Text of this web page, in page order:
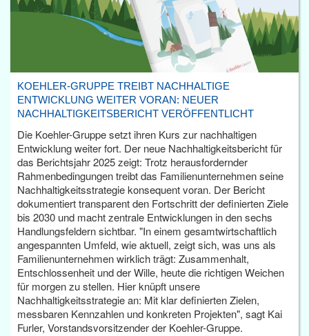
KOEHLER-GRUPPE TREIBT NACHHALTIGE
ENTWICKLUNG WEITER VORAN: NEUER
NACHHALTIGKEITSBERICHT VERÖFFENTLICHT
Die Koehler-Gruppe setzt ihren Kurs zur nachhaltigen
Entwicklung weiter fort. Der neue Nachhaltigkeitsbericht für
das Berichtsjahr 2025 zeigt: Trotz herausfordernder
Rahmenbedingungen treibt das Familienunternehmen seine
Nachhaltigkeitsstrategie konsequent voran. Der Bericht
dokumentiert transparent den Fortschritt der definierten Ziele
bis 2030 und macht zentrale Entwicklungen in den sechs
Handlungsfeldern sichtbar. "In einem gesamtwirtschaftlich
angespannten Umfeld, wie aktuell, zeigt sich, was uns als
Familienunternehmen wirklich trägt: Zusammenhalt,
Entschlossenheit und der Wille, heute die richtigen Weichen
für morgen zu stellen. Hier knüpft unsere
Nachhaltigkeitsstrategie an: Mit klar definierten Zielen,
messbaren Kennzahlen und konkreten Projekten", sagt Kai
Furler, Vorstandsvorsitzender der Koehler-Gruppe.